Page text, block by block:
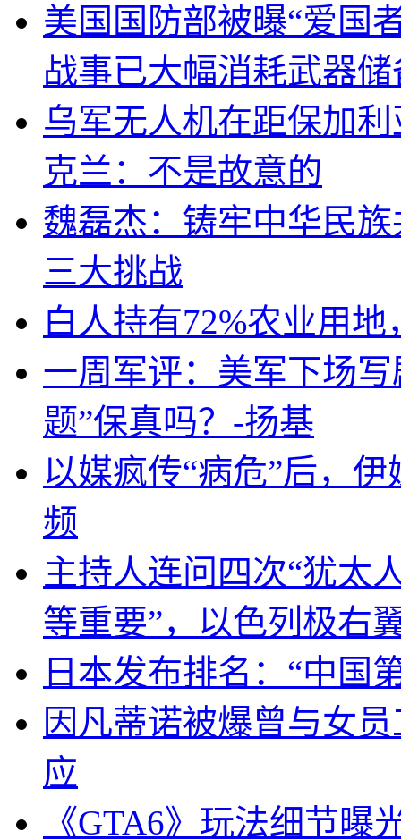
美国国防部被曝“爱国
战事已大幅消耗武器储
乌军无人机在距保加
克兰：不是故意的
魏磊杰：铸牢中华民
三大挑战
白人持有72%农业用
一周军评：美军下场
题”保真吗？-扬基
以媒疯传“病危”后，
频
主持人连问四次“犹太
等重要”，以色列极右
日本发布排名：“中国
因凡蒂诺被爆曾与女
应
《GTA6》玩法细节